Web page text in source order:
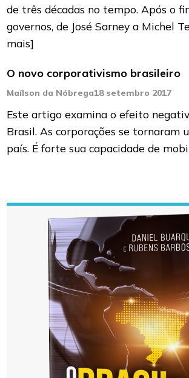
de três décadas no tempo. Após o
governos, de José Sarney a Michel
mais]
O novo corporativismo brasileiro
Maílson da Nóbrega18 setembro 2017
Este artigo examina o efeito
Brasil. As corporações se tornaram
país. É forte sua capacidade de